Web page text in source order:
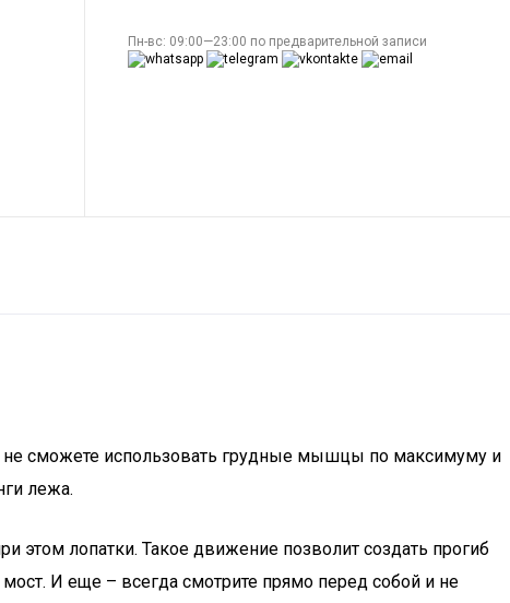
Пн-вс: 09:00—23:00 по предварительной записи
сможете использовать грудные мышцы по максимуму и
лежа.
лопатки. Такое движение позволит создать прогиб
И еще – всегда смотрите прямо перед собой и не